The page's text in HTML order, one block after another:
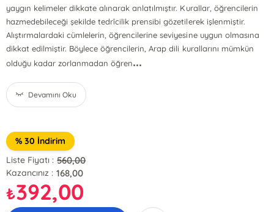
yaygın kelimeler dikkate alınarak anlatılmıştır. Kurallar, öğrencilerin
hazmedebileceği şekilde tedrîcilik prensibi gözetilerek işlenmiştir.
Alıştırmalardaki cümlelerin, öğrencilerine seviyesine uygun olmasına
dikkat edilmiştir. Böylece öğrencilerin, Arap dili kurallarını mümkün
olduğu kadar zorlanmadan öğren...
Devamını Oku
% 30 İndirim
Liste Fiyatı : 560,00
Kazancınız : 168,00
₺392,00